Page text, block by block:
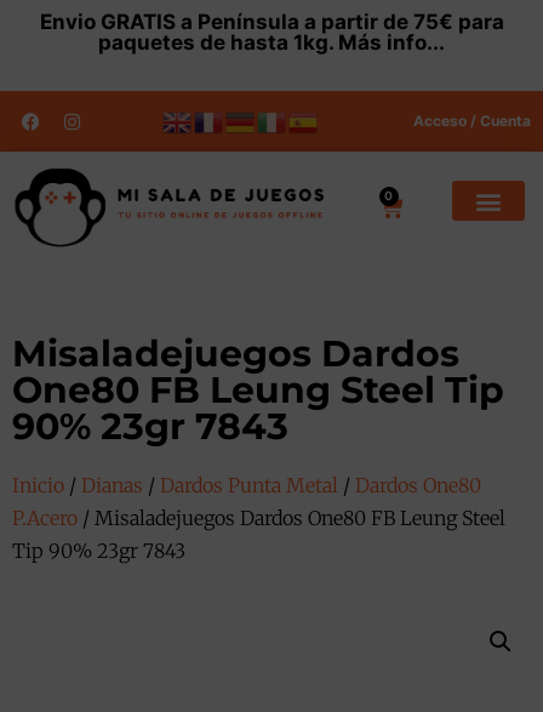
Envio GRATISa Península a partir de 75€ para
paquetes de hasta 1kg. Más info...
Acceso / Cuenta
0
Misaladejuegos Dardos
One80 FB Leung Steel Tip
90% 23gr 7843
Inicio / Dianas / Dardos Punta Metal / Dardos One80
P.Acero / Misaladejuegos Dardos One80 FB Leung Steel
Tip 90% 23gr 7843